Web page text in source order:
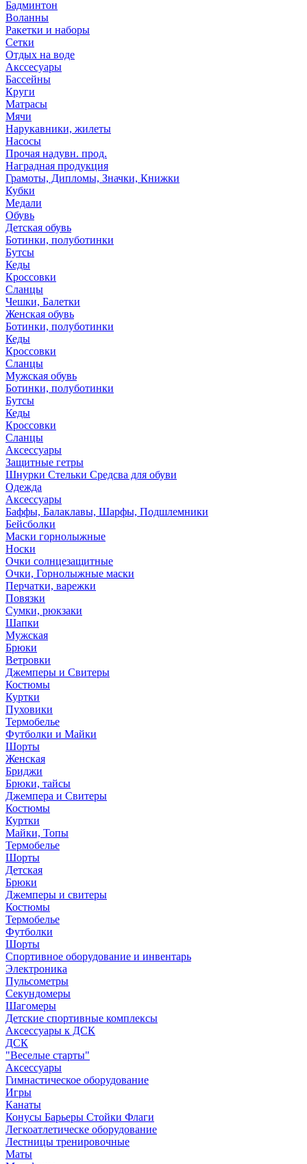
Бадминтон
Воланны
Ракетки и наборы
Сетки
Отдых на воде
Акссесуары
Бассейны
Круги
Матрасы
Мячи
Нарукавники, жилеты
Насосы
Прочая надувн. прод.
Наградная продукция
Грамоты, Дипломы, Значки, Книжки
Кубки
Медали
Обувь
Детская обувь
Ботинки, полуботинки
Бутсы
Кеды
Кроссовки
Сланцы
Чешки, Балетки
Женская обувь
Ботинки, полуботинки
Кеды
Кроссовки
Сланцы
Мужская обувь
Ботинки, полуботинки
Бутсы
Кеды
Кроссовки
Сланцы
Аксессуары
Защитные гетры
Шнурки Стельки Средсва для обуви
Одежда
Аксессуары
Баффы, Балаклавы, Шарфы, Подшлемники
Бейсболки
Маски горнолыжные
Носки
Очки солнцезащитные
Очки, Горнолыжные маски
Перчатки, варежки
Повязки
Сумки, рюкзаки
Шапки
Мужская
Брюки
Ветровки
Джемперы и Свитеры
Костюмы
Куртки
Пуховики
Термобелье
Футболки и Майки
Шорты
Женская
Бриджи
Брюки, тайсы
Джемпера и Свитеры
Костюмы
Куртки
Майки, Топы
Термобелье
Шорты
Детская
Брюки
Джемперы и свитеры
Костюмы
Термобелье
Футболки
Шорты
Спортивное оборудование и инвентарь
Электроника
Пульсометры
Секундомеры
Шагомеры
Детские спортивные комплексы
Аксессуары к ДСК
ДСК
"Веселые старты"
Аксессуары
Гимнастическое оборудование
Игры
Канаты
Конусы Барьеры Стойки Флаги
Легкоатлетическе оборудование
Лестницы тренировочные
Маты